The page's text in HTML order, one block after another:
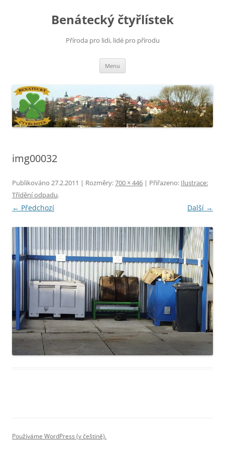
Benátecký čtyřlístek
Příroda pro lidi, lidé pro přírodu
Menu
img00032
Publikováno 27.2.2011 | Rozměry:700 × 446 | Přiřazeno: Ilustrace:
Třídění odpadu.
← Předchozí Další →
Používáme WordPress (v češtině).